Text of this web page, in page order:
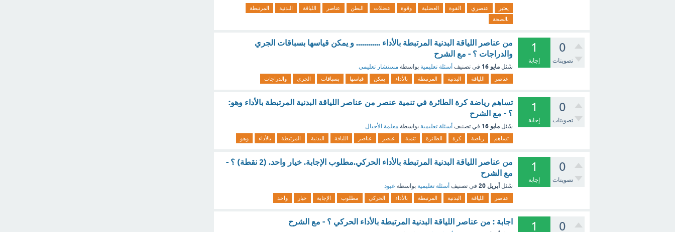
يعتبر عنصري القوة العضلية وقوة عضلات البطن عناصر اللياقة البدنية
المرتبطة
بالصحة
0
تصويتات
1
إجابة
من عناصر اللياقة البدنية المرتبطة بالأداء ............ و يمكن قياسها بسباقات الجري
والدراجات ؟ - مع الشرح
سُئل مايو 16 في تصنيف أسئلة تعليمية بواسطة مستشار تعليمي
عناصر اللياقة البدنية المرتبطة بالأداء يمكن قياسها بسباقات الجري والدراجات
0
تصويتات
1
إجابة
تساهم رياضة كرة الطائرة في تنمية عنصر من عناصر اللياقة البدنية المرتبطة بالأداء وهو:
؟ - مع الشرح
سُئل مايو 16 في تصنيف أسئلة تعليمية بواسطة معلمة الأجيال
تساهم رياضة كرة الطائرة تنمية عنصر عناصر اللياقة البدنية المرتبطة بالأداء وهو
0
تصويتات
1
إجابة
من عناصر اللياقة البدنية المرتبطة بالأداء الحركي.مطلوب الإجابة. خيار واحد. (2 نقطة) ؟ -
مع الشرح
سُئل أبريل 20 في تصنيف أسئلة تعليمية بواسطة عبود
عناصر اللياقة البدنية المرتبطة بالأداء الحركي مطلوب الإجابة خيار واحد
0
1 اجابة : من عناصر اللياقة البدنية المرتبطة بالأداء الحركي ؟ - مع الشرح